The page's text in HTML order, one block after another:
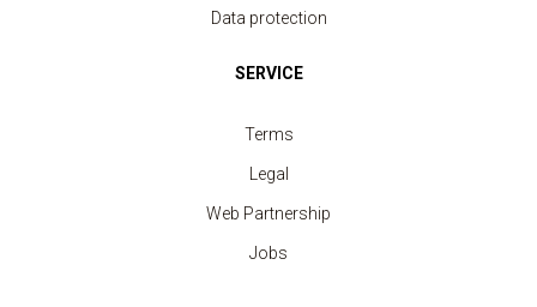
Data protection
SERVICE
Terms
Legal
Web Partnership
Jobs